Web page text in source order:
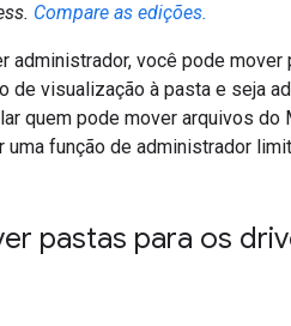
Compare as edições.
administrador, você pode
de visualização à pasta e seja
quem pode mover arquivos
uma função de administrador
pastas para os